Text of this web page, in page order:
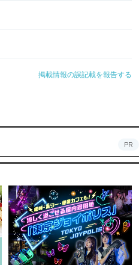
掲載情報の誤記載を報告する
PR